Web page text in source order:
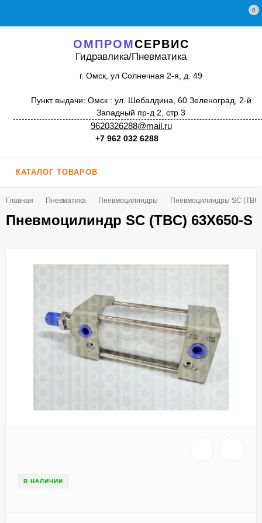
0
ОМПРОМСЕРВИС
Гидравлика/Пневматика
г. Омск, ул Солнечная 2-я, д. 49
Пункт выдачи: Омск : ул. Шебалдина, 60 Зеленоград, 2-й
Западный пр-д 2, стр 3
9620326288@mail.ru
+7 962 032 6288
КАТАЛОГ ТОВАРОВ
Главная Пневматика Пневмоцилиндры Пневмоцилиндры SC (TBC)
Пневмоцилиндр SC (TBC) 63X650-S
В НАЛИЧИИ